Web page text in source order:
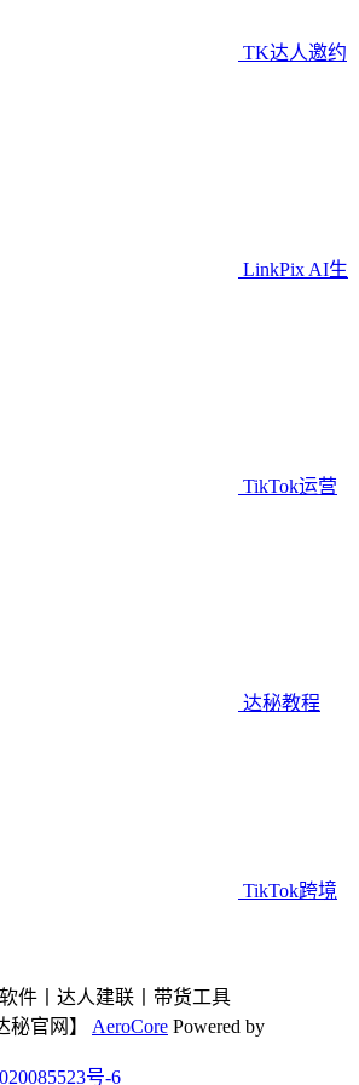
TK达人邀约
LinkPix AI生
TikTok运营
达秘教程
TikTok跨境
件丨达人建联丨带货工具
秘官网】 AeroCore Powered by
号-6